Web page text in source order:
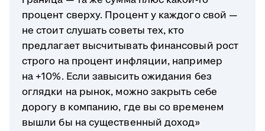
процент сверху. Процент у каждого свой —
не стоит слушать советы тех, кто
предлагает высчитывать финансовый рост
строго на процент инфляции, например
на +10%. Если завысить ожидания без
оглядки на рынок, можно закрыть себе
дорогу в компанию, где вы со временем
вышли бы на существенный доход»